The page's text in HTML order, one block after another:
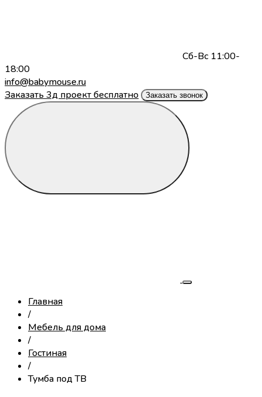
Сб-Вс 11:00-
18:00
info@babymouse.ru
Заказать 3д проект бесплатно
Заказать звонок
Главная
/
Мебель для дома
/
Гостиная
/
Тумба под ТВ